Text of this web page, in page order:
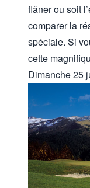
flâner ou soit
comparer la
spéciale. Si
cette
Dimanche 25